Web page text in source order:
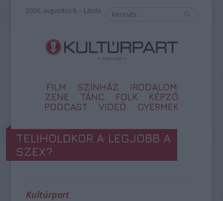
2026. augusztus 8. – László
FILM SZÍNHÁZ
IRODALOM
ZENE
TÁNC FOLK
KÉPZŐ
PODCAST
VIDEÓ GYERMEK
TELIHOLDKOR A LEGJOBB A
SZEX?
Kultúrpart